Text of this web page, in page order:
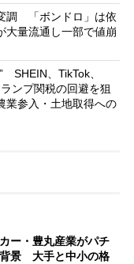
調 「ボンドロ」は依
大量流通し一部で値崩
SHEIN、TikTok、
ンプ関税の回避を狙
参入・土地取得への
ー・豊丸産業がパチ
景 大手と中小の格